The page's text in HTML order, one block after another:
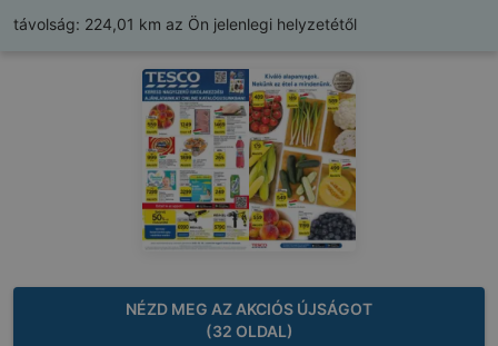
távolság: 224,01 km az Ön jelenlegi helyzetétől
NÉZD MEG AZ AKCIÓS ÚJSÁGOT
(32 OLDAL)